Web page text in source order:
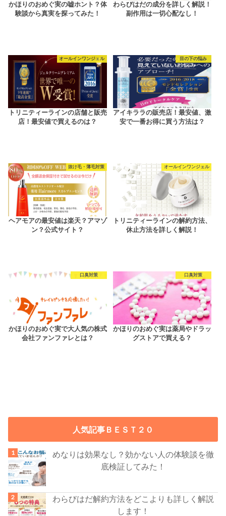
かほりのおめぐ実の嘘ホント？体
験談から真実を探ってみた！
わらびはだの成分を詳しく解説！
副作用は一切心配なし！
オールインワンジェル
トリニティーラインの店舗と販売
店！最安値で買えるのは？
目の下の悩み
アイキララの販売店！最安値、激
安で一番お得に買う方法は？
抜け毛・薄毛対策
ヘアモアの最安値は楽天？アマゾ
ン？公式サイト？
オールインワンジェル
トリニティーラインの解約方法、
休止方法を詳しく解説！
口臭対策
かほりのおめぐ実で大人気の株式
会社ファンファレとは？
口臭対策
かほりのおめぐ実は薬局やドラッ
グストアで買える？
人気記事ＢＥＳＴ２０
めなりは効果なし？効かない人の体験談を徹
底検証してみた！
わらびはだ解約方法をどこよりも詳しく解説
します！